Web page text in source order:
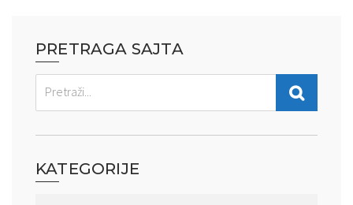
PRETRAGA SAJTA
KATEGORIJE